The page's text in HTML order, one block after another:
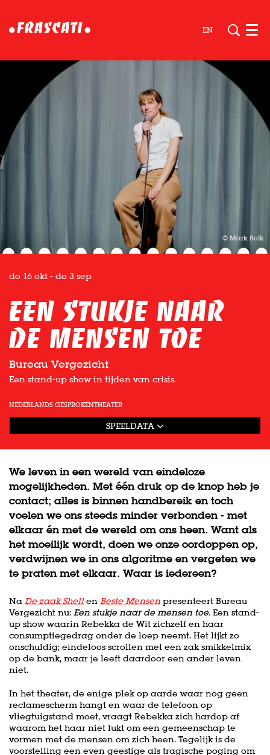
EN
© Mark Bolk
Een stukje naar
de mensen toe
Bureau Vergezicht
do 16 okt - do 3 sep
Een stand-up show in tijden van crisis.
NEDERLANDS GESPROKENTHEATER
SPEELDATA
We leven in een wereld van eindeloze
mogelijkheden. Met één druk op de knop heb je
contact; alles is binnen handbereik en toch
voelen we ons steeds minder verbonden - met
elkaar én met de wereld om ons heen. Want als
het moeilijk wordt, doen we onze oordoppen op,
verdwijnen we in ons algoritme en vergeten we
te praten met elkaar. Waar is iedereen?
Na De zaak Shellen Beste Mensen presenteert Bureau
Vergezicht nu: Een stukje naar de mensen toe. Een stand-
up show waarin Rebekka de Wit zichzelf en haar
consumptiegedrag onder de loep neemt. Het lijkt zo
onschuldig; eindeloos scrollen met een zak smikkelmix
op de bank, maar je leeft daardoor een ander leven
niet.
In het theater, de enige plek op aarde waar nog geen
reclamescherm hangt en waar de telefoon op
vliegtuigstand moet, vraagt Rebekka zich hardop af
waarom het haar niet lukt om een gemeenschap te
vormen met de mensen om zich heen. Tegelijk is de
voorstelling een even geestige als tragische poging om